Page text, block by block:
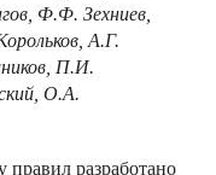
Ф.Ф. Зехниев,
А.Г.
П.И.
О.А.
разработано